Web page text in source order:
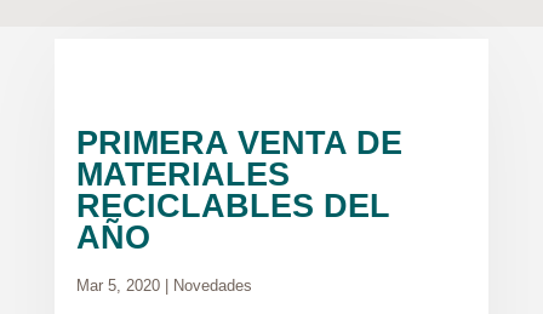
PRIMERA VENTA DE
MATERIALES
RECICLABLES DEL
AÑO
Mar 5, 2020| Novedades